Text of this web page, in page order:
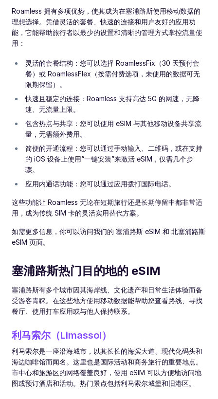
Roamless 拥有多项优势，使其成为在塞浦路斯使用移动数据的
理想选择。凭借灵活的套餐、快速的连接和用户友好的应用功
能，它能帮助旅行者以最少的设置和清晰的管理方式掌控流量使
用：
灵活的套餐结构：您可以选择 RoamlessFix（30 天预付套
餐）或 RoamlessFlex（按需付费选项，未使用的数据可无
限期保留）。
快速且稳定的连接：Roamless 支持高达 5G 的网速，无降
速、无流量上限。
包含热点与共享：您可以使用 eSIM 与其他移动设备共享流
量，无需额外费用。
简便的开通流程：您可以通过手动输入、二维码，或在支持
的 iOS 设备上使用“一键安装”来激活 eSIM，仅需几个步
骤。
应用内通话功能：您可以通过应用拨打国际电话。
这些功能让 Roamless 无论在短期旅行还是长期停留中都非常适
用，成为传统 SIM 卡的灵活实用替代方案。
如需更多信息，你可以访问我们的 塞浦路斯 eSIM 和 北塞浦路斯
eSIM 页面。
塞浦路斯热门目的地的 eSIM
塞浦路斯有多个城市因其海岸线、文化遗产和日常生活体验而备
受游客青睐。在这些地方使用移动数据能帮助您查看路线、寻找
餐厅、使用打车应用或与他人保持联系。
利马索尔（Limassol）
利马索尔是一座沿海城市，以其长长的海滨大道、现代化码头和
海边咖啡馆而闻名。这里也是国际活动和商务旅行的重要地点。
市中心和旅游区的网络覆盖良好，使用 eSIM 可以方便地访问地
图或预订酒店和活动。热门景点包括利马索尔城堡和旧港区。